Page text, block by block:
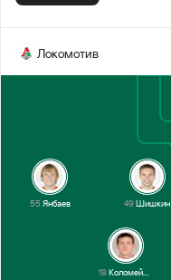
Локомотив
49Шишкин
55 Янбаев
18Коломейцев